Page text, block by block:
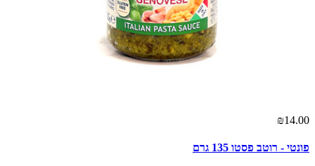
₪14.00
פונטי - רוטב פסטו 135 גרם